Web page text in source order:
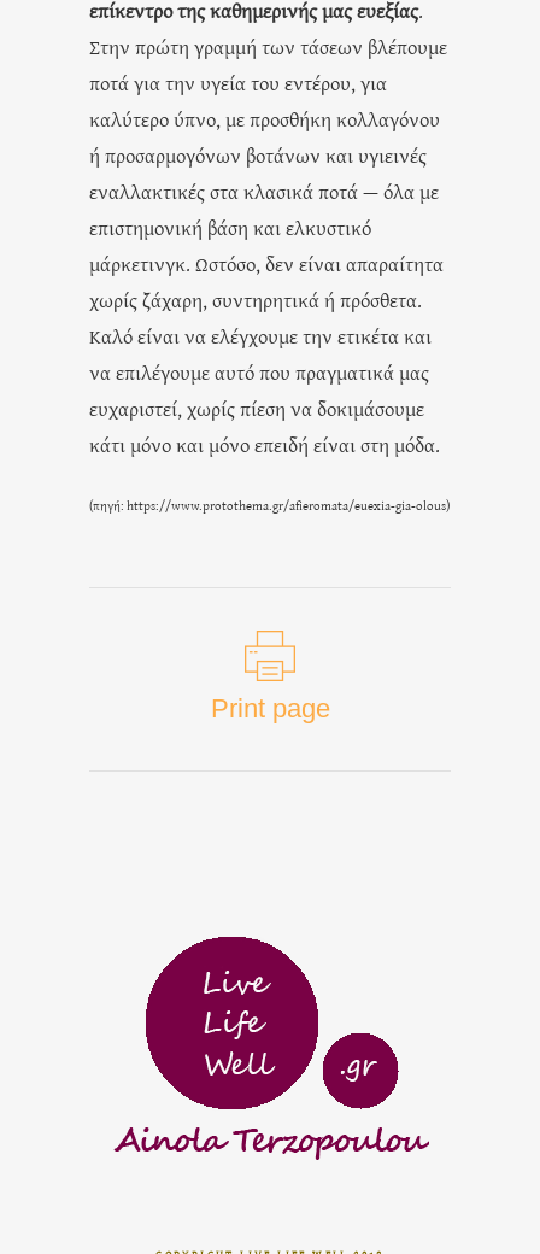
επίκεντρο της καθημερινής μας ευεξίας.
Στην πρώτη γραμμή των τάσεων βλέπουμε
ποτά για την υγεία του εντέρου, για
καλύτερο ύπνο, με προσθήκη κολλαγόνου
ή προσαρμογόνων βοτάνων και υγιεινές
εναλλακτικές στα κλασικά ποτά — όλα με
επιστημονική βάση και ελκυστικό
μάρκετινγκ. Ωστόσο, δεν είναι απαραίτητα
χωρίς ζάχαρη, συντηρητικά ή πρόσθετα.
Καλό είναι να ελέγχουμε την ετικέτα και
να επιλέγουμε αυτό που πραγματικά μας
ευχαριστεί, χωρίς πίεση να δοκιμάσουμε
κάτι μόνο και μόνο επειδή είναι στη μόδα.
(πηγή: https://www.protothema.gr/afieromata/euexia-gia-olous)
Print page